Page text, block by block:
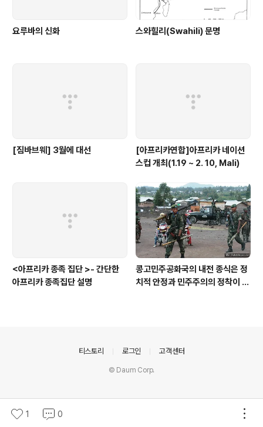
요루바의 신화 스와힐리(Swahili) 문명
[짐바브웨] 3월에 대선
[아프리카연합]아프리카 네이션
스컵 개최(1.19 ~ 2. 10, Mali)
<아프리카 종족 집단 >- 간단한
아프리카 종족집단 설명
콩고민주공화국의 내전 종식은 정
치적 안정과 민주주의의 정착이 관
1 0
티스토리 로그인 고객센터
© Daum Corp.